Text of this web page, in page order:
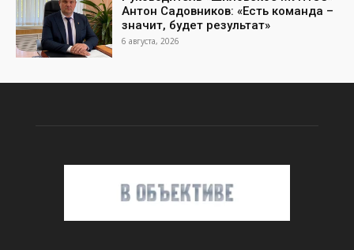
Антон Садовников: «Есть команда –
значит, будет результат»
6 августа, 2026